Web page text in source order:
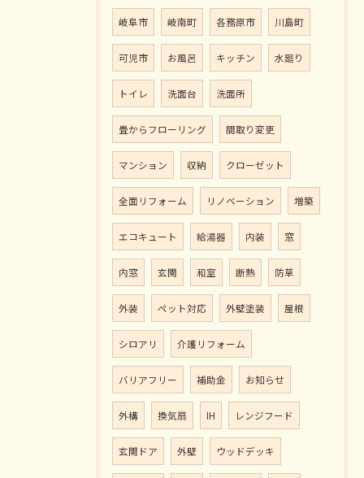
岐阜市 岐南町 各務原市 川島町
可児市 お風呂 キッチン 水廻り
トイレ 洗面台 洗面所
畳からフローリング 間取り変更
マンション 収納 クローゼット
全面リフォーム リノベーション 増築
エコキュート 給湯器 内装 窓
内窓 玄関 和室 断熱 防草
外装 ペット対応 外壁塗装 屋根
シロアリ 介護リフォーム
バリアフリー 補助金 お知らせ
外構 換気扇 IH レンジフード
玄関ドア 外壁 ウッドデッキ